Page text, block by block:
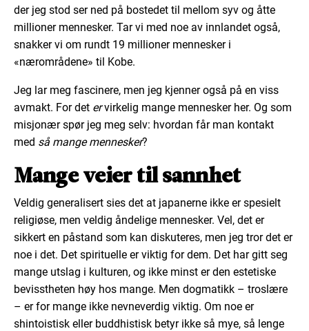
der jeg stod ser ned på bostedet til mellom syv og åtte
millioner mennesker. Tar vi med noe av innlandet også,
snakker vi om rundt 19 millioner mennesker i
«nærområdene» til Kobe.
Jeg lar meg fascinere, men jeg kjenner også på en viss
avmakt. For det ervirkelig mange mennesker her. Og som
misjonær spør jeg meg selv: hvordan får man kontakt
med så mange mennesker?
Mange veier til sannhet
Veldig generalisert sies det at japanerne ikke er spesielt
religiøse, men veldig åndelige mennesker. Vel, det er
sikkert en påstand som kan diskuteres, men jeg tror det er
noe i det. Det spirituelle er viktig for dem. Det har gitt seg
mange utslag i kulturen, og ikke minst er den estetiske
bevisstheten høy hos mange. Men dogmatikk – troslære
– er for mange ikke nevneverdig viktig. Om noe er
shintoistisk eller buddhistisk betyr ikke så mye, så lenge